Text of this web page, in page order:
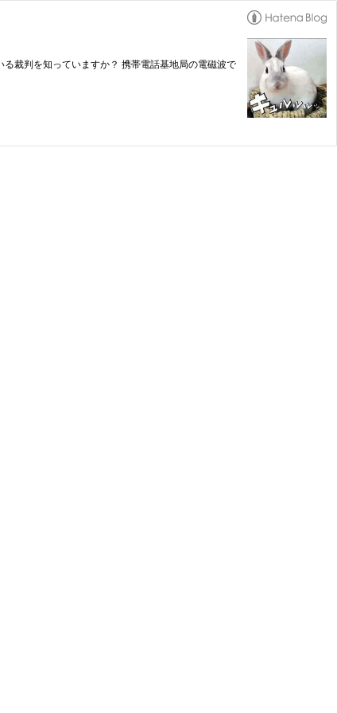
裁判を知っていますか？ 携帯電話基地局の電磁波で